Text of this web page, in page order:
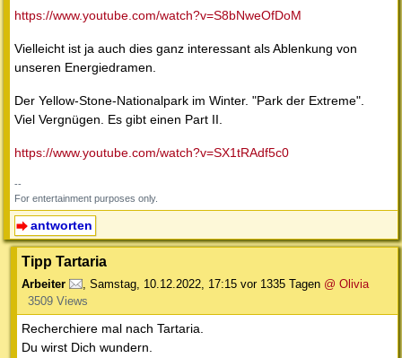
https://www.youtube.com/watch?v=S8bNweOfDoM
Vielleicht ist ja auch dies ganz interessant als Ablenkung von
unseren Energiedramen.
Der Yellow-Stone-Nationalpark im Winter. "Park der Extreme".
Viel Vergnügen. Es gibt einen Part II.
https://www.youtube.com/watch?v=SX1tRAdf5c0
--
For entertainment purposes only.
antworten
Tipp Tartaria
Arbeiter , Samstag, 10.12.2022, 17:15 vor 1335 Tagen @ Olivia
3509 Views
Recherchiere mal nach Tartaria.
Du wirst Dich wundern.